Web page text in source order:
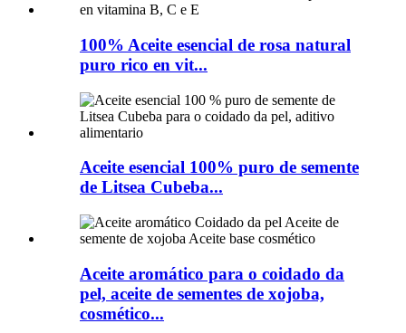
100% Aceite esencial de rosa natural
puro rico en vit...
Aceite esencial 100% puro de semente
de Litsea Cubeba...
Aceite aromático para o coidado da
pel, aceite de sementes de xojoba,
cosmético...